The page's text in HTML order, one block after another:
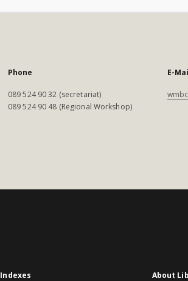
Phone
089 524 90 32 (secretariat)
089 524 90 48 (Regional Workshop)
E-
Indexes About